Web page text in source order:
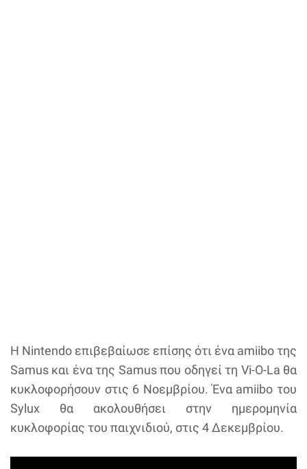
Η Nintendo επιβεβαίωσε επίσης ότι ένα amiibo της
Samus και ένα της Samus που οδηγεί τη Vi-O-La θα
κυκλοφορήσουν στις 6 Νοεμβρίου. Ένα amiibo του
Sylux θα ακολουθήσει στην ημερομηνία
κυκλοφορίας του παιχνιδιού, στις 4 Δεκεμβρίου.